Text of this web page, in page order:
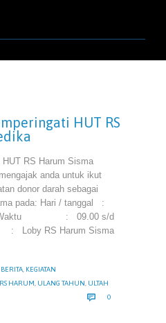
HUT RS
HUT RS Harum Sisma
anda untuk ikut
donor darah sebagai
pada: Hari / tanggal :
Waktu : 09.00 s/d
RS Harum Sisma
CATEGORY
BERITA KEGIATAN
RS HARUM ULANG TAHUN ULTAH
 0